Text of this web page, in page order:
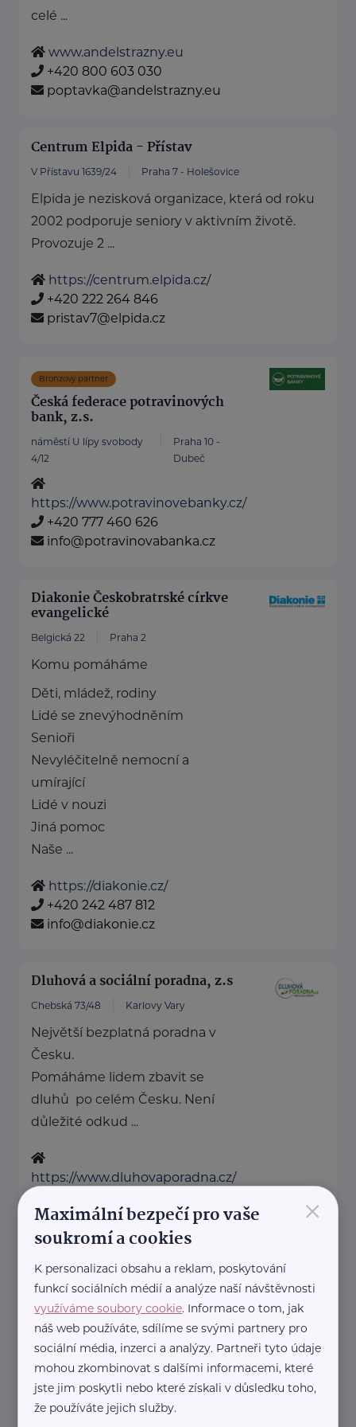
celé ...
www.andelstrazny.eu
+420 800 603 030
poptavka@andelstrazny.eu
Centrum Elpida - Přístav
V Přístavu 1639/24 Praha 7 - Holešovice
Elpida je nezisková organizace, která od roku
2002 podporuje seniory v aktivním životě.
Provozuje 2 ...
https://centrum.elpida.cz/
+420 222 264 846
pristav7@elpida.cz
Bronzový partner
Česká federace potravinových
bank, z.s.
náměstí U lípy svobody
4/12
Praha 10 -
Dubeč
https://www.potravinovebanky.cz/
+420 777 460 626
info@potravinovabanka.cz
Diakonie Českobratrské církve
evangelické
Belgická 22 Praha 2
Komu pomáháme
Děti, mládež, rodiny
Lidé se znevýhodněním
Senioři
Nevyléčitelně nemocní a
umírající
Lidé v nouzi
Jiná pomoc
Naše ...
https://diakonie.cz/
+420 242 487 812
info@diakonie.cz
Dluhová a sociální poradna, z.s
Chebská 73/48 Karlovy Vary
Největší bezplatná poradna v
Česku.
Pomáháme lidem zbavit se
dluhů po celém Česku. Není
důležité odkud ...
https://www.dluhovaporadna.cz/
info@dluhovaporadna.cz
HOST Home-Start
HOST Home-Start Česká
republika je nezisková
organizace, která již více než 20
let podporuje rodiny ...
×
Maximální bezpečí pro vaše
soukromí a cookies
K personalizaci obsahu a reklam, poskytování
funkcí sociálních médií a analýze naší návštěvnosti
využíváme soubory cookie. Informace o tom, jak
náš web používáte, sdílíme se svými partnery pro
sociální média, inzerci a analýzy. Partneři tyto údaje
mohou zkombinovat s dalšími informacemi, které
jste jim poskytli nebo které získali v důsledku toho,
že používáte jejich služby.